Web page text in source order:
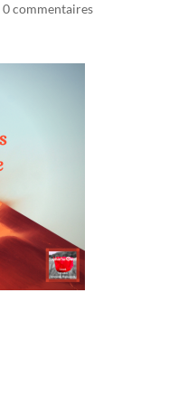
0 commentaires